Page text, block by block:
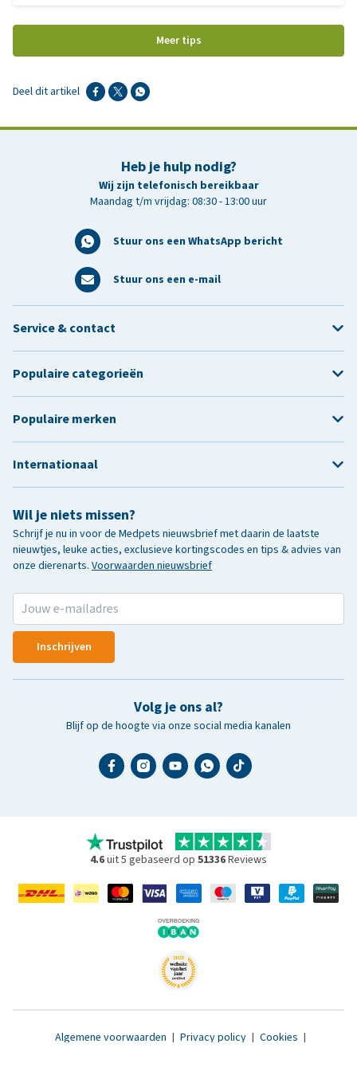
Meer tips
Deel dit artikel
Heb je hulp nodig?
Wij zijn telefonisch bereikbaar
Maandag t/m vrijdag: 08:30 - 13:00 uur
Stuur ons een WhatsApp bericht
Stuur ons een e-mail
Wil je niets missen?
Schrijf je nu in voor de Medpets nieuwsbrief met daarin de laatste
nieuwtjes, leuke acties, exclusieve kortingscodes en tips & advies van
onze dierenarts. Voorwaarden nieuwsbrief
Inschrijven
Volg je ons al?
Blijf op de hoogte via onze social media kanalen
Service & contact
Populaire categorieën
Populaire merken
Internationaal
4.6uit 5 gebaseerd op 51336Reviews
Algemene voorwaarden | Privacy policy | Cookies |